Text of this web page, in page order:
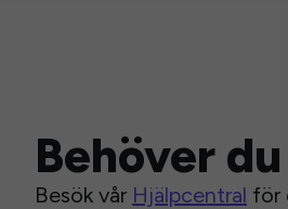
Behöver
Besök vår Hjälpcentral för